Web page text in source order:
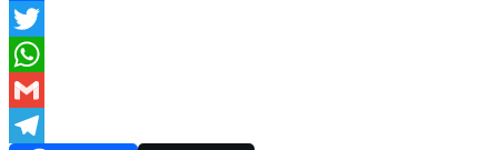
Facebook
Twitter
WhatsApp
Gmail